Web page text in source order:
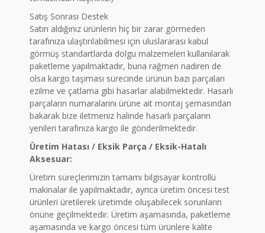
Satış Sonrası Destek
Satın aldığınız ürünlerin hiç bir zarar görmeden
tarafınıza ulaştırılabilmesi için uluslararası kabul
görmüş standartlarda dolgu malzemeleri kullanılarak
paketleme yapılmaktadır, buna rağmen nadiren de
olsa kargo taşıması sürecinde ürünün bazı parçaları
ezilme ve çatlama gibi hasarlar alabilmektedir. Hasarlı
parçaların numaralarını ürüne ait montaj şemasından
bakarak bize iletmeniz halinde hasarlı parçaların
yenileri tarafınıza kargo ile gönderilmektedir.
Üretim Hatası / Eksik Parça / Eksik-Hatalı
Aksesuar:
Üretim süreçlerimizin tamamı bilgisayar kontrollü
makinalar ile yapılmaktadır, ayrıca üretim öncesi test
ürünleri üretilerek üretimde oluşabilecek sorunların
önüne geçilmektedir. Üretim aşamasında, paketleme
aşamasında ve kargo öncesi tüm ürünlere kalite